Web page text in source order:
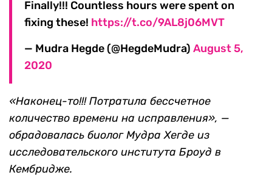
Finally!!! Countless hours were spent on
fixing these! https://t.co/9AL8j06MVT
— Mudra Hegde (@HegdeMudra) August 5,
2020
«Наконец-то!!! Потратила бессчетное
количество времени на исправления», —
обрадовалась биолог Мудра Хегде из
исследовательского института Броуд в
Кембридже.